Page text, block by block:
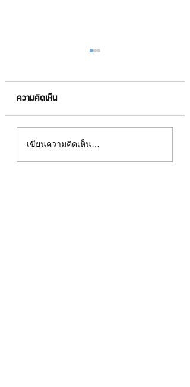
SPONSORED STICKER
Official Account
ความคิดเห็น
เขียนความคิดเห็น…